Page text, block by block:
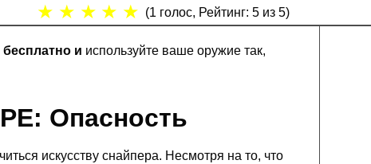
★ ★ ★ ★ ★ (1 голос, Рейтинг: 5из 5)
и используйте ваше оружие так,
Опасность
искусству снайпера. Несмотря на то, что